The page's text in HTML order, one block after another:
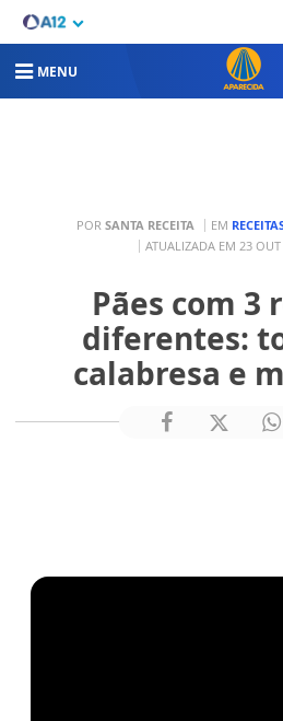
MENU
POR SANTA RECEITA EM
ATUALIZADA EM 23
Pães com 3
diferentes:
calabresa e